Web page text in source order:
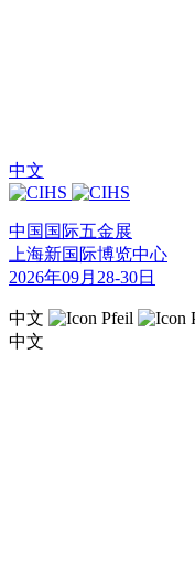
中文
中国国际五金展
上海新国际博览中心
2026年09月28-30日
中文
中文